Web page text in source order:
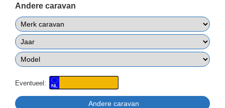
Andere caravan
Eventueel: